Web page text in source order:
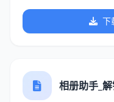
下
相册助手_